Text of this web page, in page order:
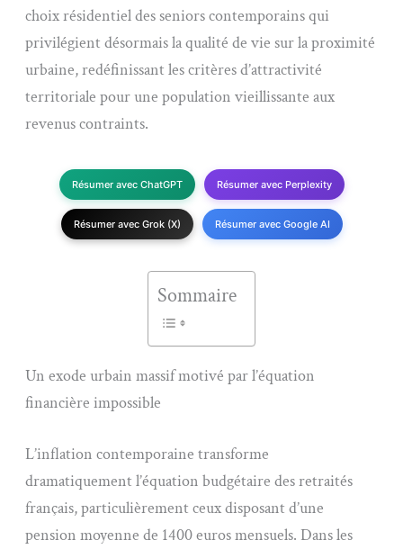
choix résidentiel des seniors contemporains qui
privilégient désormais la qualité de vie sur la proximité
urbaine, redéfinissant les critères d’attractivité
territoriale pour une population vieillissante aux
revenus contraints.
Résumer avec ChatGPT Résumer avec Perplexity
Résumer avec Grok (X) Résumer avec Google AI
Sommaire
Un exode urbain massif motivé par l’équation
financière impossible
L’inflation contemporaine transforme
dramatiquement l’équation budgétaire des retraités
français, particulièrement ceux disposant d’une
pension moyenne de 1400 euros mensuels. Dans les